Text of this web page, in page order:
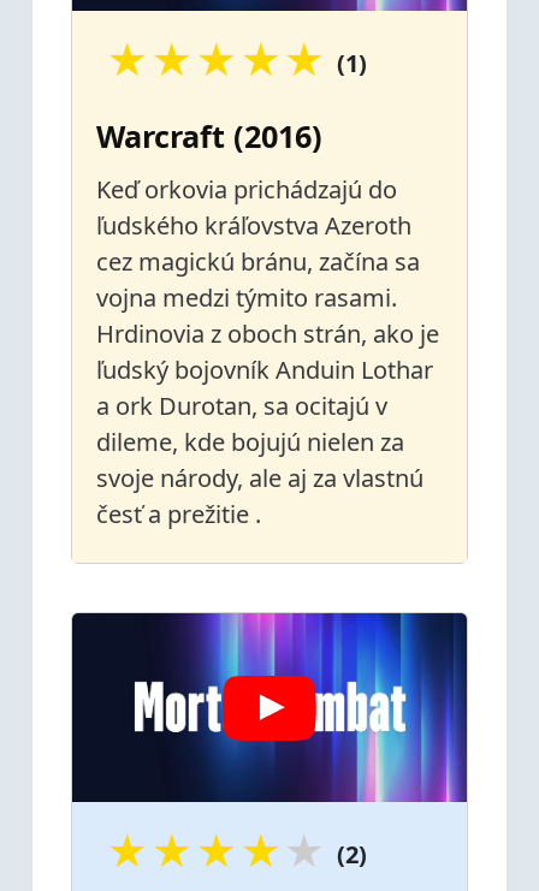
★
★
★
★
★ (1)
Warcraft (2016)
Keď orkovia prichádzajú do
ľudského kráľovstva Azeroth
cez magickú bránu, začína sa
vojna medzi týmito rasami.
Hrdinovia z oboch strán, ako je
ľudský bojovník Anduin Lothar
a ork Durotan, sa ocitajú v
dileme, kde bojujú nielen za
svoje národy, ale aj za vlastnú
česť a prežitie .
★
★
★
★
★ (2)